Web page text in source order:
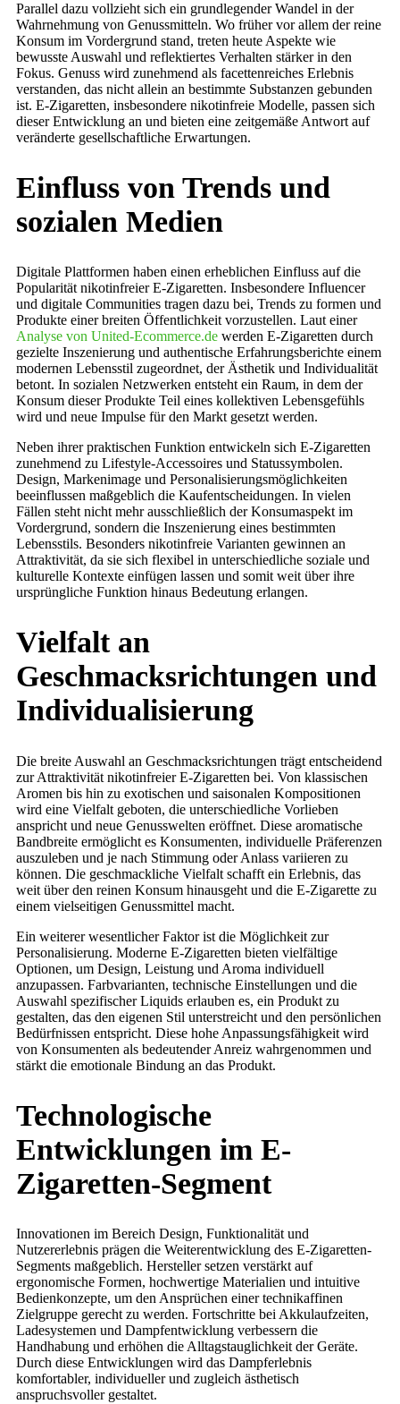
Parallel dazu vollzieht sich ein grundlegender Wandel in der
Wahrnehmung von Genussmitteln. Wo früher vor allem der reine
Konsum im Vordergrund stand, treten heute Aspekte wie
bewusste Auswahl und reflektiertes Verhalten stärker in den
Fokus. Genuss wird zunehmend als facettenreiches Erlebnis
verstanden, das nicht allein an bestimmte Substanzen gebunden
ist. E-Zigaretten, insbesondere nikotinfreie Modelle, passen sich
dieser Entwicklung an und bieten eine zeitgemäße Antwort auf
veränderte gesellschaftliche Erwartungen.
Einfluss von Trends und
sozialen Medien
Digitale Plattformen haben einen erheblichen Einfluss auf die
Popularität nikotinfreier E-Zigaretten. Insbesondere Influencer
und digitale Communities tragen dazu bei, Trends zu formen und
Produkte einer breiten Öffentlichkeit vorzustellen. Laut einer
Analyse von United-Ecommerce.de werden E-Zigaretten durch
gezielte Inszenierung und authentische Erfahrungsberichte einem
modernen Lebensstil zugeordnet, der Ästhetik und Individualität
betont. In sozialen Netzwerken entsteht ein Raum, in dem der
Konsum dieser Produkte Teil eines kollektiven Lebensgefühls
wird und neue Impulse für den Markt gesetzt werden.
Neben ihrer praktischen Funktion entwickeln sich E-Zigaretten
zunehmend zu Lifestyle-Accessoires und Statussymbolen.
Design, Markenimage und Personalisierungsmöglichkeiten
beeinflussen maßgeblich die Kaufentscheidungen. In vielen
Fällen steht nicht mehr ausschließlich der Konsumaspekt im
Vordergrund, sondern die Inszenierung eines bestimmten
Lebensstils. Besonders nikotinfreie Varianten gewinnen an
Attraktivität, da sie sich flexibel in unterschiedliche soziale und
kulturelle Kontexte einfügen lassen und somit weit über ihre
ursprüngliche Funktion hinaus Bedeutung erlangen.
Vielfalt an
Geschmacksrichtungen und
Individualisierung
Die breite Auswahl an Geschmacksrichtungen trägt entscheidend
zur Attraktivität nikotinfreier E-Zigaretten bei. Von klassischen
Aromen bis hin zu exotischen und saisonalen Kompositionen
wird eine Vielfalt geboten, die unterschiedliche Vorlieben
anspricht und neue Genusswelten eröffnet. Diese aromatische
Bandbreite ermöglicht es Konsumenten, individuelle Präferenzen
auszuleben und je nach Stimmung oder Anlass variieren zu
können. Die geschmackliche Vielfalt schafft ein Erlebnis, das
weit über den reinen Konsum hinausgeht und die E-Zigarette zu
einem vielseitigen Genussmittel macht.
Ein weiterer wesentlicher Faktor ist die Möglichkeit zur
Personalisierung. Moderne E-Zigaretten bieten vielfältige
Optionen, um Design, Leistung und Aroma individuell
anzupassen. Farbvarianten, technische Einstellungen und die
Auswahl spezifischer Liquids erlauben es, ein Produkt zu
gestalten, das den eigenen Stil unterstreicht und den persönlichen
Bedürfnissen entspricht. Diese hohe Anpassungsfähigkeit wird
von Konsumenten als bedeutender Anreiz wahrgenommen und
stärkt die emotionale Bindung an das Produkt.
Technologische
Entwicklungen im E-
Zigaretten-Segment
Innovationen im Bereich Design, Funktionalität und
Nutzererlebnis prägen die Weiterentwicklung des E-Zigaretten-
Segments maßgeblich. Hersteller setzen verstärkt auf
ergonomische Formen, hochwertige Materialien und intuitive
Bedienkonzepte, um den Ansprüchen einer technikaffinen
Zielgruppe gerecht zu werden. Fortschritte bei Akkulaufzeiten,
Ladesystemen und Dampfentwicklung verbessern die
Handhabung und erhöhen die Alltagstauglichkeit der Geräte.
Durch diese Entwicklungen wird das Dampferlebnis
komfortabler, individueller und zugleich ästhetisch
anspruchsvoller gestaltet.